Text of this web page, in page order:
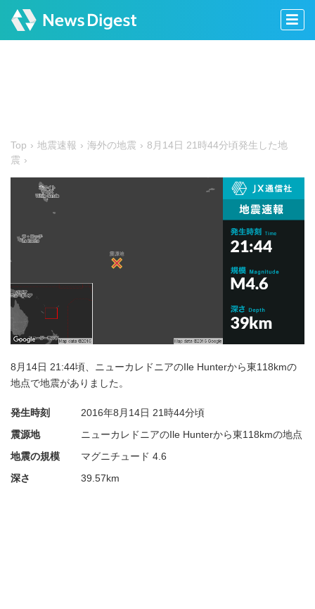
Top 地震速報 海外の地震
8月14日 21時44分頃発生した地
震
8月14日 21:44頃、ニューカレドニアのIle Hunterから東118kmの
地点で地震がありました。
発生時刻 2016年8月14日 21時44分頃
震源地
ニューカレドニアのIle Hunterから東118kmの地点
地震の規模
マグニチュード 4.6
深さ
39.57km